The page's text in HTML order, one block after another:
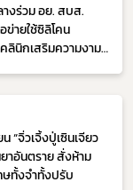
งร่วม อย. สบส.
ข่ายใช้ซิลิโคน
ลินิกเสริมความงาม
“จิ่วเจิ้งปู่เซินเจียว
อันตราย สั่งห้าม
ษทั้งจำทั้งปรับ